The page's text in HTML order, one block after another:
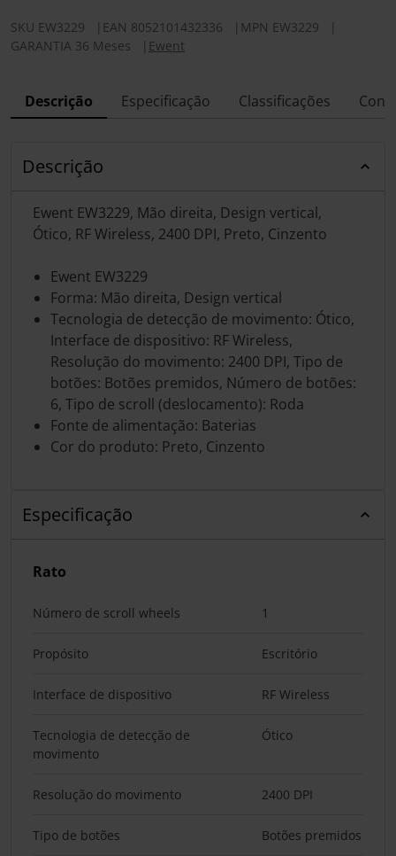
SKU EW3229 EAN 8052101432336 MPN EW3229
GARANTIA 36 Meses
Ewent
Descrição Especificação Classificações
Descrição
Ewent EW3229, Mão direita, Design vertical,
Ótico, RF Wireless, 2400 DPI, Preto, Cinzento
Ewent EW3229
Forma: Mão direita, Design vertical
Tecnologia de detecção de movimento: Ótico,
Interface de dispositivo: RF Wireless,
Resolução do movimento: 2400 DPI, Tipo de
botões: Botões premidos, Número de botões:
6, Tipo de scroll (deslocamento): Roda
Fonte de alimentação: Baterias
Cor do produto: Preto, Cinzento
Especificação
Rato
Número de scroll wheels 1
Propósito Escritório
Interface de dispositivo RF Wireless
Tecnologia de detecção de
movimento
Ótico
Resolução do movimento 2400 DPI
Tipo de botões Botões premidos